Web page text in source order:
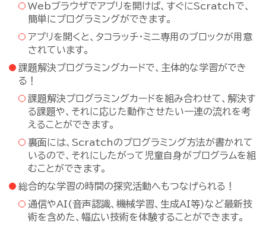
Webブラウザでアプリを開けば、すぐにScratchで、
簡単にプログラミングができます。
アプリを開くと、タコラッチ・ミニ専用のブロックが用意
されています。
課題解決プログラミングカードで、主体的な学習ができ
る！
課題解決プログラミングカードを組み合わせて、解決す
る課題や、それに応じた動作させたい一連の流れを考
えることができます。
裏面には、Scratchのプログラミング方法が書かれて
いるので、それにしたがって児童自身がプログラムを組
むことができます。
総合的な学習の時間の探究活動へもつなげられる！
通信やAI(音声認識、機械学習、生成AI等)など最新技
術を含めた、幅広い技術を体験することができます。